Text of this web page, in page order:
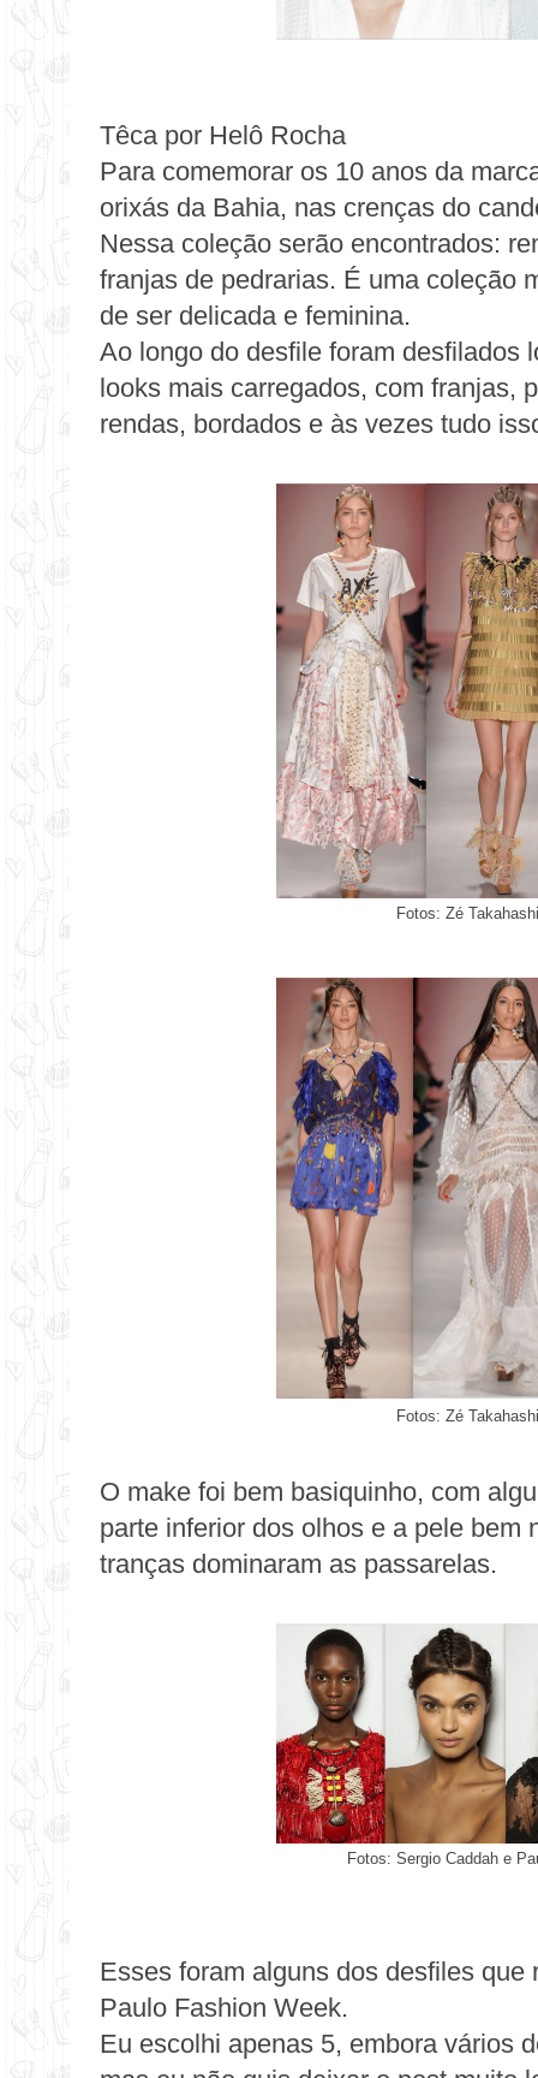
Têca por Helô Rocha
Para comemorar os 10 anos da
orixás da Bahia, nas crenças do
Nessa coleção serão encontrados:
franjas de pedrarias. É uma coleção
de ser delicada e feminina.
Ao longo do desfile foram desfilados
looks mais carregados, com franjas,
rendas, bordados e às vezes tudo
Fotos: Zé
Fotos: Zé
O make foi bem basiquinho, com
parte inferior dos olhos e a pele bem
tranças dominaram as passarelas.
Fotos: Sergio Caddah e
Esses foram alguns dos desfiles que
Paulo Fashion Week.
Eu escolhi apenas 5, embora vários